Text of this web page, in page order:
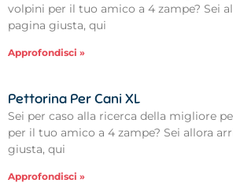
volpini per il tuo amico a 4 zampe? Sei
pagina giusta, qui
Approfondisci »
Pettorina Per Cani XL
Sei per caso alla ricerca della migliore
per il tuo amico a 4 zampe? Sei allora
giusta, qui
Approfondisci »